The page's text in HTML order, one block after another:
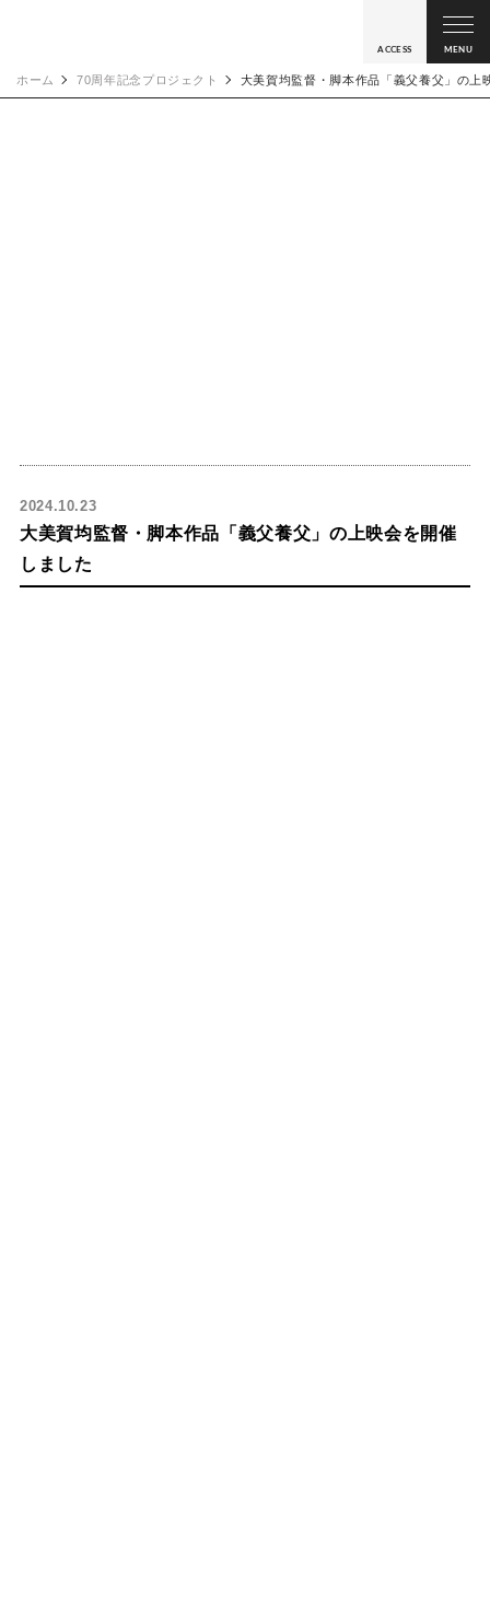
ACCESS MENU
ホーム 70周年記念プロジェクト 大美賀均監督・脚本作品「義父養父」の上
2024.10.23
大美賀均監督・脚本作品「義父養父」の上映会を開催
しました